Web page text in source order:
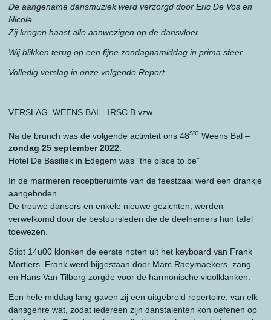
De aangename dansmuziek werd verzorgd door Eric De Vos en
Nicole.
Zij kregen haast alle aanwezigen op de dansvloer.
Wij blikken terug op een fijne zondagnamiddag in prima sfeer.
Volledig verslag in onze volgende Report.
VERSLAG WEENS BAL IRSC B vzw
Na de brunch was de volgende activiteit ons 48ste Weens Bal –
zondag 25 september 2022.
Hotel De Basiliek in Edegem was “the place to be”
In de marmeren receptieruimte van de feestzaal werd een drankje
aangeboden.
De trouwe dansers en enkele nieuwe gezichten, werden
verwelkomd door de bestuursleden die de deelnemers hun tafel
toewezen.
Stipt 14u00 klonken de eerste noten uit het keyboard van Frank
Mortiers. Frank werd bijgestaan door Marc Raeymaekers, zang
en Hans Van Tilborg zorgde voor de harmonische vioolklanken.
Een hele middag lang gaven zij een uitgebreid repertoire, van elk
dansgenre wat, zodat iedereen zijn danstalenten kon oefenen op